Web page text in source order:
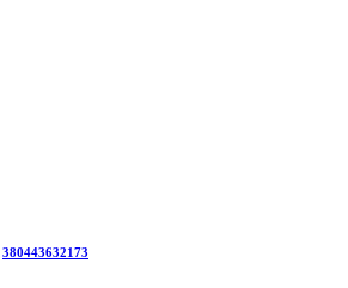
380443632173